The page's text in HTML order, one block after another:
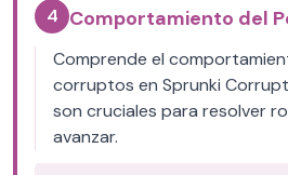
4 Comportamiento del
Comprende el
corruptos en Sprunki
son cruciales para resolver
avanzar.